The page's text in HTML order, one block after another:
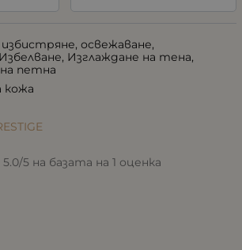
освежаване,
Изглаждане на тена,
петна
кожа
5.0/5 на базата на 1 оценка